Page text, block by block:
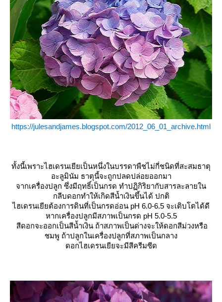
https://julesandjames.blogspot.com/2012_06_01_archive.html
ทั้งนี้เพราะไฮเดรนเยียเป็นหนึ่งในบรรดาพืชไม่กี่ชนิดที่สะสมธาตุ
อะลูมินัม ธาตุนี้จะถูกปลดปล่อยออกมา
จากเครื่องปลูก ซึ่งมีฤทธิ์เป็นกรด ทำปฏิกิริยากับสารละลายใน
กลีบดอกทำให้เกิดสีน้ำเงินขึ้นได้ ปกติ
ไฮเดรนเยียต้องการดินที่เป็นกรดอ่อน pH 6.0-6.5 จะเติบโตได้ดี
หากเครื่องปลูกมีสภาพเป็นกรด pH 5.0-5.5
สีดอกจะออกเป็นสีน้ำเงิน ถ้าสภาพเป็นด่างจะให้ดอกสีม่วงหรือ
ชมพู ถ้าปลูกในเครื่องปลูกที่สภาพเป็นกลาง
ดอกไฮเดรนเยียจะมีสีครีมซีด